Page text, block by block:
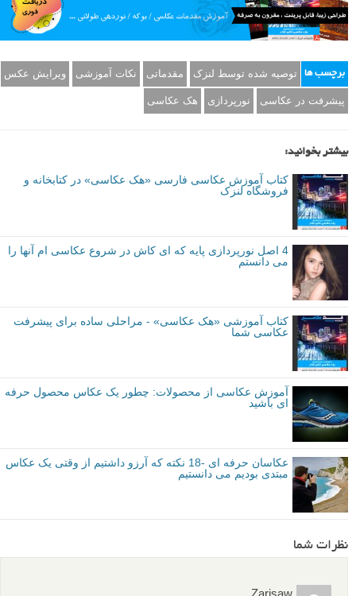
برچسب ها توصیه شده توسط لنزک مقدماتی نکات آموزشی ویرایش عکس
پیشرفت در عکاسی نورپردازی هک عکاسی
بیشتر بخوانید:
کتاب آموزش عکاسی فارسی «هک عکاسی» در کتابخانه و
فروشگاه لنزک
4 اصل نورپردازی پایه که ای کاش در شروع عکاسی ام آنها را
می دانستم
کتاب آموزشی «هک عکاسی» - مراحلی ساده برای پیشرفت
عکاسی شما
آموزش عکاسی از محصولات: چطور یک عکاس محصول حرفه
ای باشید
عکاسان حرفه ای -18 نکته که آرزو داشتیم از وقتی یک عکاس
مبتدی بودیم می دانستیم
نظرات شما
Zarisaw